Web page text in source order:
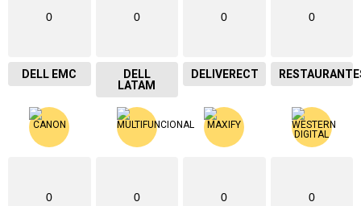
0
DELL EMC
0
DELL
LATAM
0
DELIVERECT
0
0 0 0 0